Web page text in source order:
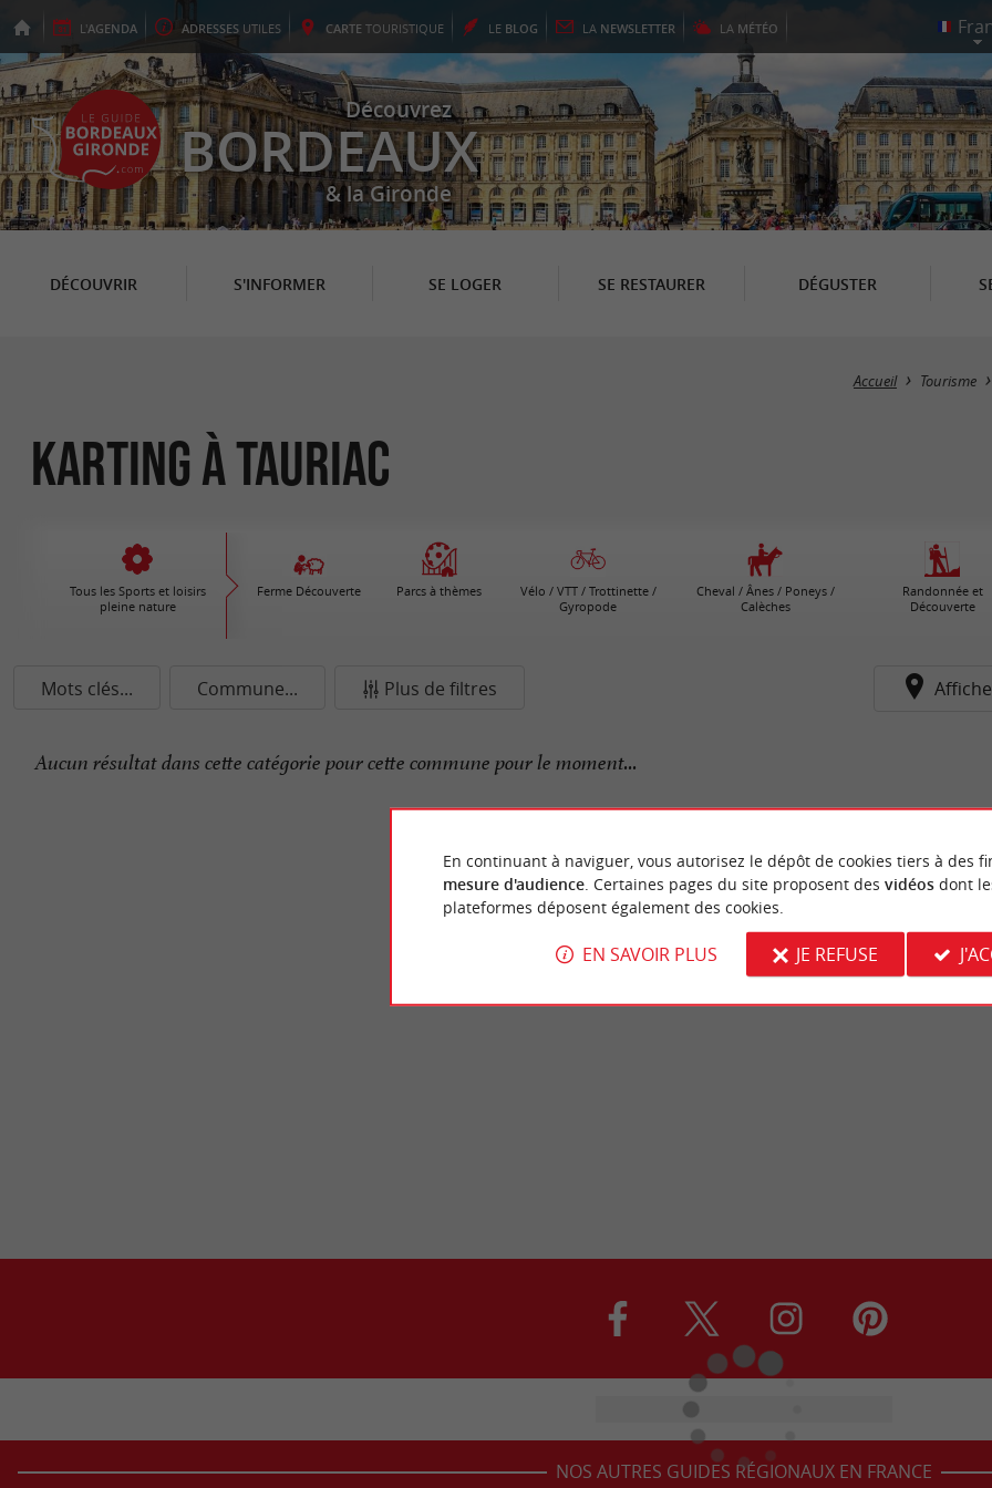
L'AGENDA ADRESSES UTILES CARTE TOURISTIQUE LE BLOG LA NEWSLETTER LA MÉTÉO
Découvrez
BORDEAUX
& la Gironde
DÉCOUVRIR S'INFORMER SE LOGER SE RESTAURER DÉGUSTER
Accueil Tourisme
Karting à Tauriac
Tous les Sports et loisirs
pleine nature
Ferme Découverte Parcs à thèmes
Vélo / VTT / Trottinette /
Gyropode
Cheval / Ânes / Poneys /
Calèches
Randonnée et
Découverte
Mots clés... Commune... Plus de filtres
Aucun résultat dans cette catégorie pour cette commune pour le moment...
NOS AUTRES GUIDES RÉGIONAUX EN FRANCE
En continuant à naviguer, vous autorisez le dépôt de cookies tiers à des
mesure d'audience. Certaines pages du site proposent des vidéosdont
plateformes déposent également des cookies.
EN SAVOIR PLUS JE REFUSE